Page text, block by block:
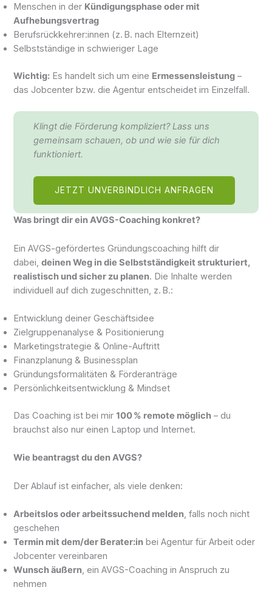
Menschen in der Kündigungsphase oder mit
Aufhebungsvertrag
Berufsrückkehrer:innen (z. B. nach Elternzeit)
Selbstständige in schwieriger Lage
Wichtig: Es handelt sich um eine Ermessensleistung –
das Jobcenter bzw. die Agentur entscheidet im Einzelfall.
Klingt die Förderung kompliziert? Lass uns
gemeinsam schauen, ob und wie sie für dich
funktioniert.
JETZT UNVERBINDLICH ANFRAGEN
Was bringt dir ein AVGS-Coaching konkret?
Ein AVGS-gefördertes Gründungscoaching hilft dir
dabei,deinen Weg in die Selbstständigkeit strukturiert,
realistisch und sicher zu planen. Die Inhalte werden
individuell auf dich zugeschnitten, z. B.:
Entwicklung deiner Geschäftsidee
Zielgruppenanalyse & Positionierung
Marketingstrategie & Online-Auftritt
Finanzplanung & Businessplan
Gründungsformalitäten & Förderanträge
Persönlichkeitsentwicklung & Mindset
Das Coaching ist bei mir100 % remote möglich – du
brauchst also nur einen Laptop und Internet.
Wie beantragst du den AVGS?
Der Ablauf ist einfacher, als viele denken:
Arbeitslos oder arbeitssuchend melden, falls noch nicht
geschehen
Termin mit dem/der Berater:in bei Agentur für Arbeit oder
Jobcenter vereinbaren
Wunsch äußern, ein AVGS-Coaching in Anspruch zu
nehmen